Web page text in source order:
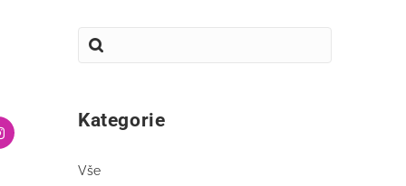
Kategorie
Vše